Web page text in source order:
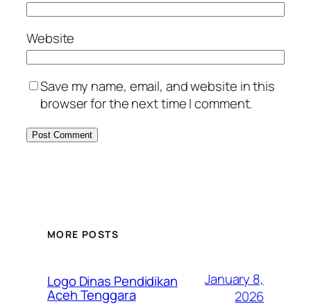
Website
Save my name, email, and website in this
browser for the next time I comment.
MORE POSTS
Logo Dinas Pendidikan
Aceh Tenggara
January 8,
2026